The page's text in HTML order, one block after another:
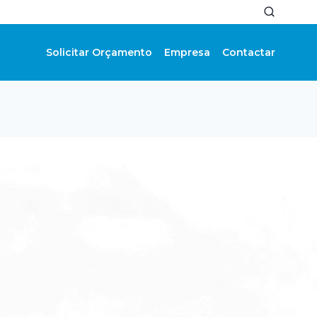
Solicitar Orçamento Empresa Contactar